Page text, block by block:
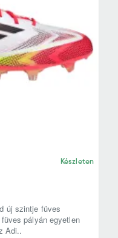
Készleten
új szintje füves
pályán egyetlen
Adi..